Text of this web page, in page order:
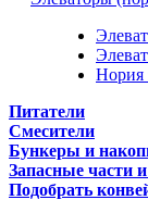
Нория
Питатели
Смесители
Бункеры и
Запасные части
Подобрать